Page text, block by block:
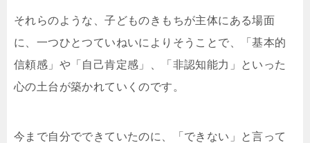
それらのような、子どものきもちが主体にある場面
に、一つひとつていねいによりそうことで、「基本的
信頼感」や「自己肯定感」、「非認知能力」といった
心の土台が築かれていくのです。
今まで自分でできていたのに、「できない」と言って